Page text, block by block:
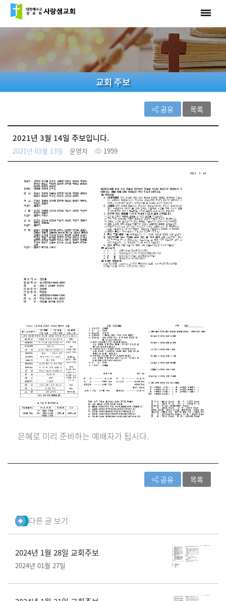
교회 주보
공유 목록
2021년 3월 14일 주보입니다.
2021년 03월 13일 운영자 1959
은혜로 미리 준비하는 예배자가 됩시다.
공유 목록
다른 글 보기
2024년 1월 28일 교회주보
2024년 01월 27일